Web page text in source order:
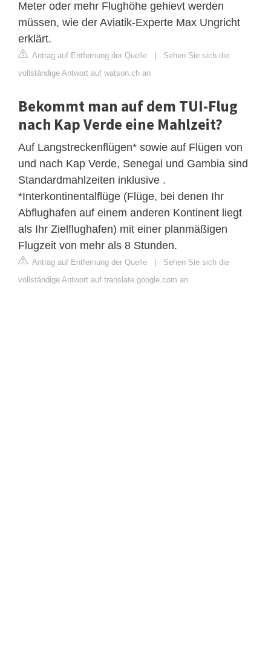
Meter oder mehr Flughöhe gehievt werden
müssen, wie der Aviatik-Experte Max Ungricht
erklärt.
Antrag auf Entfernung der Quelle | Sehen Sie sich die
vollständige Antwort auf watson.ch an
Bekommt man auf dem TUI-Flug
nach Kap Verde eine Mahlzeit?
Auf Langstreckenflügen* sowie auf Flügen von
und nach Kap Verde, Senegal und Gambia sind
Standardmahlzeiten inklusive .
*Interkontinentalflüge (Flüge, bei denen Ihr
Abflughafen auf einem anderen Kontinent liegt
als Ihr Zielflughafen) mit einer planmäßigen
Flugzeit von mehr als 8 Stunden.
Antrag auf Entfernung der Quelle | Sehen Sie sich die
vollständige Antwort auf translate.google.com an